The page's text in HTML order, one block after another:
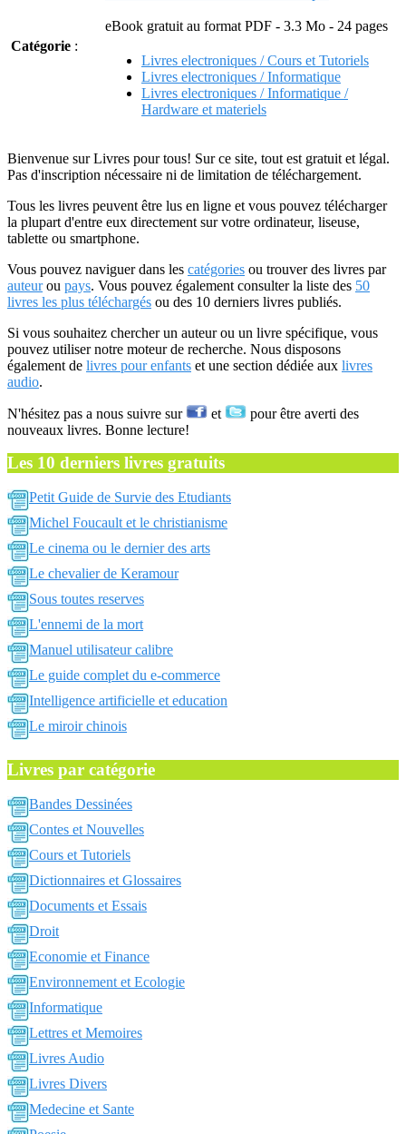
eBook gratuit au format PDF - 3.3 Mo - 24 pages
Catégorie :
Livres electroniques / Cours et Tutoriels
Livres electroniques / Informatique
Livres electroniques / Informatique /
Hardware et materiels
Bienvenue sur Livres pour tous! Sur ce site, tout est gratuit et légal.
Pas d'inscription nécessaire ni de limitation de téléchargement.
Tous les livres peuvent être lus en ligne et vous pouvez télécharger
la plupart d'entre eux directement sur votre ordinateur, liseuse,
tablette ou smartphone.
Vous pouvez naviguer dans les catégories ou trouver des livres par
auteurou pays. Vous pouvez également consulter la liste des 50
livres les plus téléchargés ou des 10 derniers livres publiés.
Si vous souhaitez chercher un auteur ou un livre spécifique, vous
pouvez utiliser notre moteur de recherche. Nous disposons
également de livres pour enfants et une section dédiée aux livres
audio.
N'hésitez pas a nous suivre sur et
pour être averti des
nouveaux livres. Bonne lecture!
Les 10 derniers livres gratuits
Petit Guide de Survie des Etudiants
Michel Foucault et le christianisme
Le cinema ou le dernier des arts
Le chevalier de Keramour
Sous toutes reserves
L'ennemi de la mort
Manuel utilisateur calibre
Le guide complet du e-commerce
Intelligence artificielle et education
Le miroir chinois
Livres par catégorie
Bandes Dessinées
Contes et Nouvelles
Cours et Tutoriels
Dictionnaires et Glossaires
Documents et Essais
Droit
Economie et Finance
Environnement et Ecologie
Informatique
Lettres et Memoires
Livres Audio
Livres Divers
Medecine et Sante